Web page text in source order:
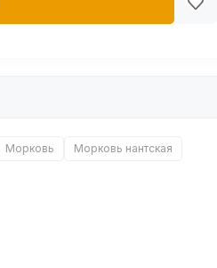
Морковь Морковь нантская